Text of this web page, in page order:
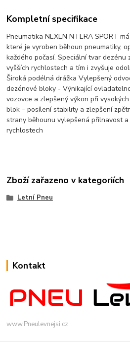
Kompletní specifikace
Pneumatika NEXEN N FERA SPORT
které je vyroben běhoun pneumatiky,
každého počasí. Speciální tvar dezénu
vyšších rychlostech a tím i zvyšuje
Široká podélná drážka Vylepšený
dezénové bloky - Výnikající
vozovce a zlepšený výkon při
blok – posílení stability a zlepšení
strany běhounu vylepšená přilnavost
rychlostech
Zboží zařazeno v kategoriích
Letní Pneu
Kontakt
www.Pneulevnejsi.cz